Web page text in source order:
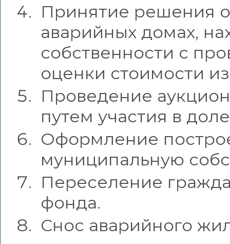
Принятие решения
аварийных домах,
собственности с
оценки стоимости
Проведение
путем участия в
Оформление
муниципальную
Переселение
фонда.
Снос аварийного